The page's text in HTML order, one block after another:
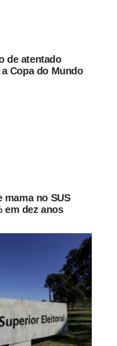
de atentado
Copa do Mundo
no SUS
em dez anos